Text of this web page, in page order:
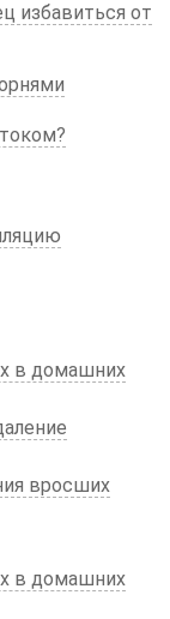
избавиться от
в домашних
вросших
в домашних